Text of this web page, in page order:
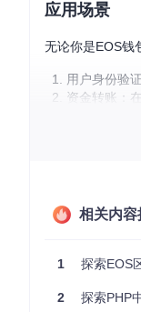
应用场景
无论你是EOS钱
用户身份验
资金转账：
合约安全：
轻量级：
安全性：通
相关内容
1 探索EOS
2 探索PHP